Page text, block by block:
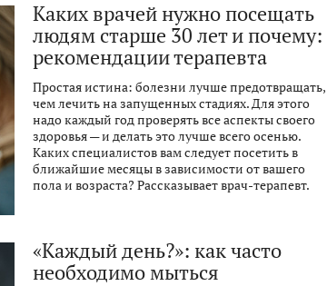
Каких врачей нужно посещать
людям старше 30 лет и почему:
рекомендации терапевта
Простая истина: болезни лучше предотвращать,
чем лечить на запущенных стадиях. Для этого
надо каждый год проверять все аспекты своего
здоровья — и делать это лучше всего осенью.
Каких специалистов вам следует посетить в
ближайшие месяцы в зависимости от вашего
пола и возраста? Рассказывает врач-терапевт.
«Каждый день?»: как часто
необходимо мыться